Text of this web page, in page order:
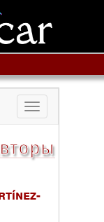
Toggle
navigation